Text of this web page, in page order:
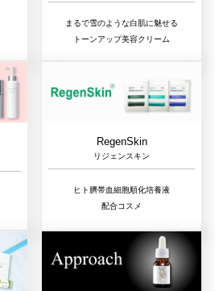
まるで雪のような白肌に魅せる
トーンアップ美容クリーム
RegenSkin
リジェンスキン
ヒト臍帯血細胞順化培養液
配合コスメ